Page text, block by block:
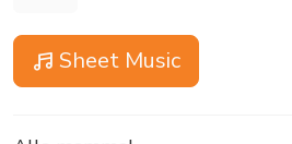
Sheet Music